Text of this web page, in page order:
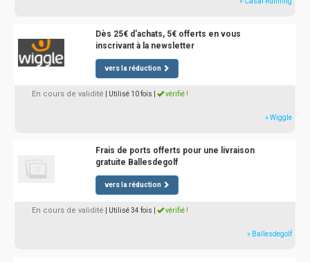
Dès 25€ d'achats, 5€ offerts en vous
inscrivant à la newsletter
vers la réduction
En cours de validité | Utilisé 10 fois vérifié !
» Wiggle
Frais de ports offerts pour une livraison
gratuite Ballesdegolf
vers la réduction
En cours de validité | Utilisé 34 fois vérifié !
» Ballesdegolf